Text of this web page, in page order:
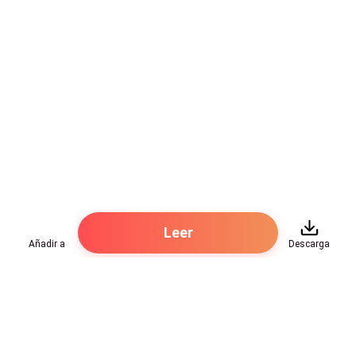
únicamente de sus condiciones psiquiátricas…
Añadir a
Leer
Descarga